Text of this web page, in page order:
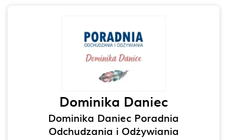
Dominika Daniec
Dominika Daniec Poradnia
Odchudzania i Odżywiania